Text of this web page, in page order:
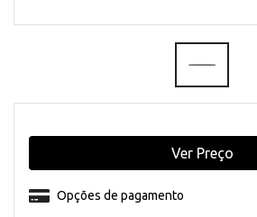
Opções de pagamento
Ver Preço